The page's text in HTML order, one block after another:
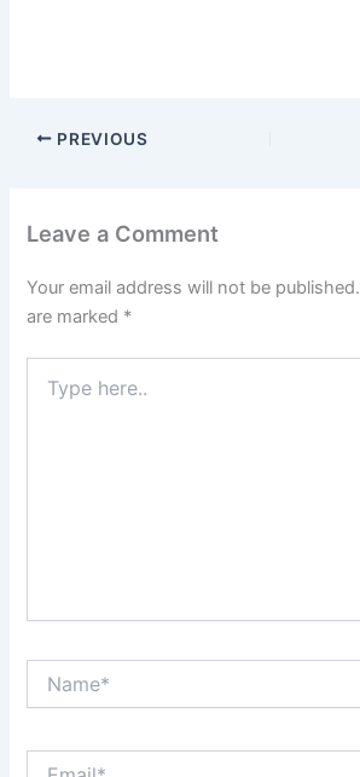
PREVIOUS
Leave a Comment
Your email address will not be published.
are marked *
here..